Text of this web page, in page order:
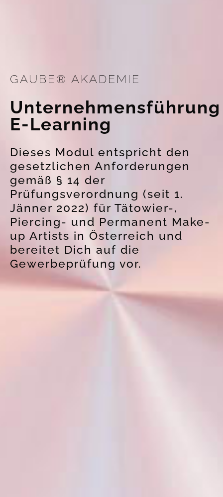
GAUBE® AKADEMIE
Unternehmensführung
E-Learning
Dieses Modul entspricht den
gesetzlichen Anforderungen
gemäß § 14 der
Prüfungsverordnung (seit 1.
Jänner 2022) für Tätowier-,
Piercing- und Permanent Make-
up Artists in Österreich und
bereitet Dich auf die
Gewerbeprüfung vor.